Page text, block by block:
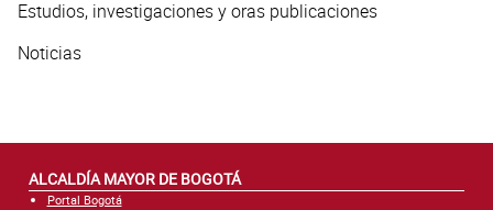
Estudios, investigaciones y oras publicaciones
Noticias
ALCALDÍA MAYOR DE BOGOTÁ
Portal Bogotá